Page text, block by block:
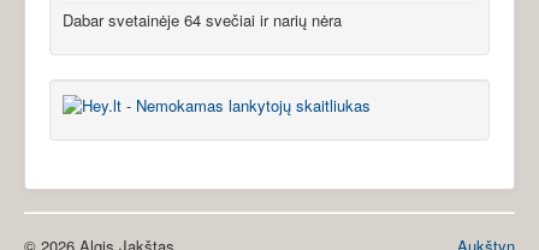
Dabar svetainėje 64 svečiai ir narių nėra
Aukštyn
© 2026 Algis Jakštas